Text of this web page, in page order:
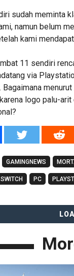
sudah meminta
namun belum
kami
11 sendiri
via
Bagaimana
logo palu-
GAMINGNEWS
PC